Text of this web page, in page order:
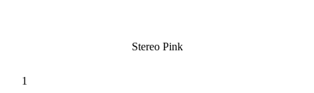
Stereo Pink